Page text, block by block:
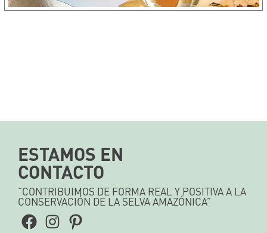
ESTAMOS EN
CONTACTO
“CONTRIBUIMOS DE FORMA REAL Y POSITIVA A LA
CONSERVACIÓN DE LA SELVA AMAZÓNICA”
Facebook
Instagram
Pinterest